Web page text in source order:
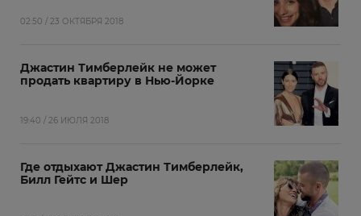
02:50 / 23 ОКТЯБРЯ 2018
Джастин Тимберлейк не может
продать квартиру в Нью-Йорке
19:40 / 26 ИЮЛЯ 2018
Где отдыхают Джастин Тимберлейк,
Билл Гейтс и Шер